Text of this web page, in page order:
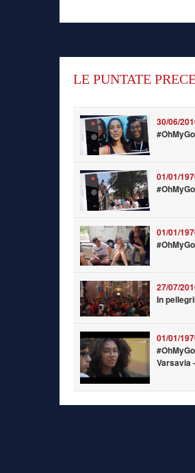
LE PUNTATE
30/06/
01/01/
01/01/
27/07/
In
01/01/
Varsavia